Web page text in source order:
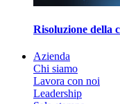
Risoluzione della
Azienda
Chi siamo
Lavora con noi
Leadership